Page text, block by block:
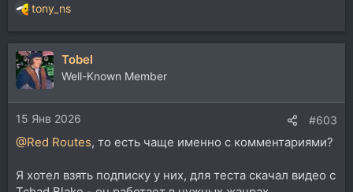
Р
е
а
к
ц
и
и
:
tony_ns
Tobel
Well-Known Member
15 Янв 2026 #603
@Red Routes, то есть чаще именно с комментариями?
Я хотел взять подписку у них, для теста скачал видео с